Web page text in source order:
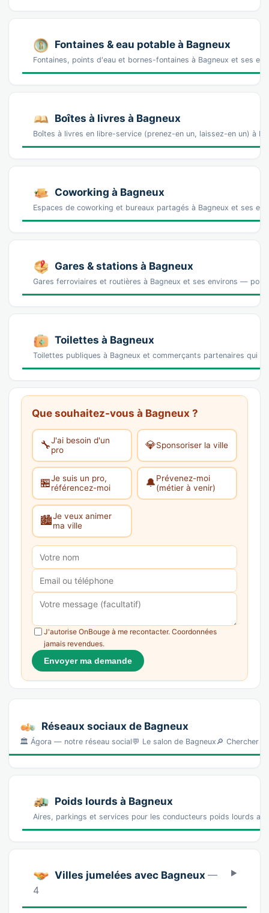
Fontaines & eau potable à Bagneux
Fontaines, points d'eau et bornes-fontaines à Bagneux et ses
Boîtes à livres à Bagneux
Boîtes à livres en libre-service (prenez-en un, laissez-en un) à
Coworking à Bagneux
Espaces de coworking et bureaux partagés à Bagneux et ses
Gares & stations à Bagneux
Gares ferroviaires et routières à Bagneux et ses environs —
Toilettes à Bagneux
Toilettes publiques à Bagneux et commerçants partenaires qui
Que souhaitez-vous à Bagneux ?
🔧J'ai besoin d'un
pro
💎Sponsoriser la ville
🏪Je suis un pro,
référencez-moi
🔔Prévenez-moi
(métier à venir)
🏙️Je veux animer
ma ville
J'autorise OnBouge à me recontacter. Coordonnées
jamais revendues.
Envoyer ma demande
Réseaux sociaux de Bagneux
🏛️ Ágora — notre réseau social💬 Le salon de Bagneux🔎 Chercher
Poids lourds à Bagneux
Aires, parkings et services pour les conducteurs poids lourds
Villes jumelées avec Bagneux —
4